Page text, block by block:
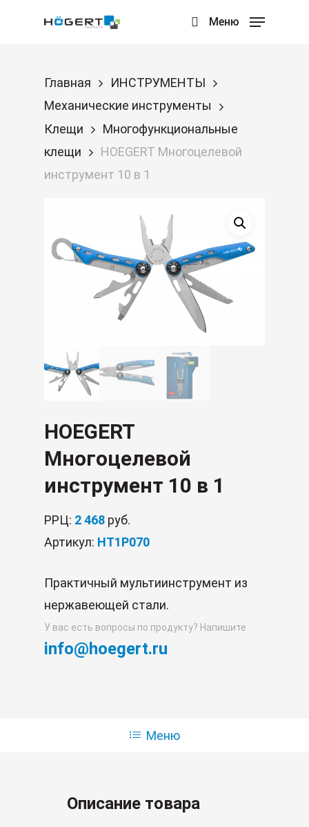
Меню
Главная
ИНСТРУМЕНТЫ
Механические инструменты
Клещи
Многофункциональные
клещи
HOEGERT Многоцелевой
инструмент 10 в 1
HOEGERT
Многоцелевой
инструмент 10 в 1
РРЦ: 2 468 руб.
Артикул: HT1P070
Практичный мультиинструмент из
нержавеющей стали.
У вас есть вопросы по продукту? Напишите
info@hoegert.ru
Меню
Описание товара